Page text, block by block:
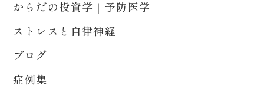
からだの投資学｜予防医学
ストレスと自律神経
ブログ
症例集